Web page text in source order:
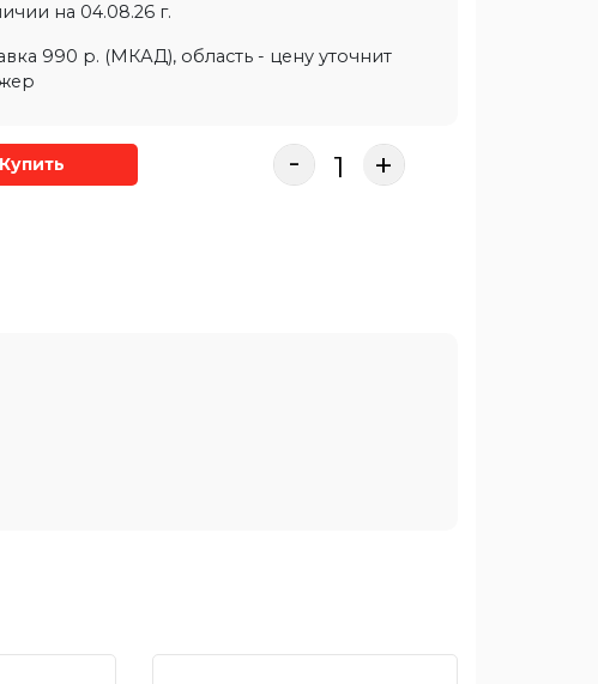
на 04.08.26 г.
990 р. (МКАД), область - цену уточнит
Купить - +